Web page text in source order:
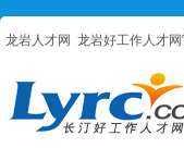
龙岩人才网 龙岩好工作人才网